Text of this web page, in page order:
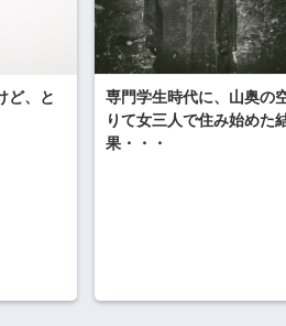
ど、と
専門学生時代に、山奥の
りて女三人で住み始めた
果・・・